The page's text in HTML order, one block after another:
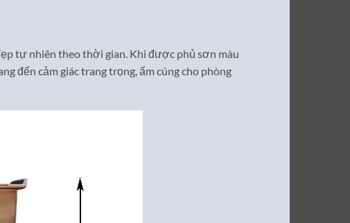
tự nhiên theo thời gian. Khi được phủ sơn màu
đến cảm giác trang trọng, ấm cúng cho phòng